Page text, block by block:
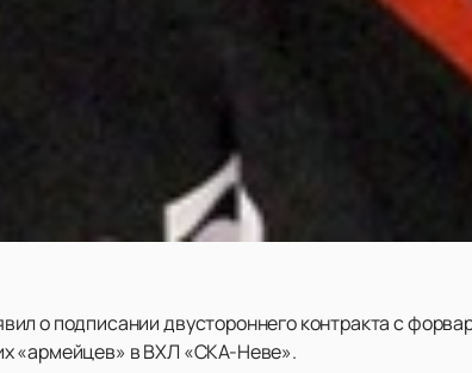
о подписании двустороннего контракта с
«армейцев» в ВХЛ «СКА-Неве».